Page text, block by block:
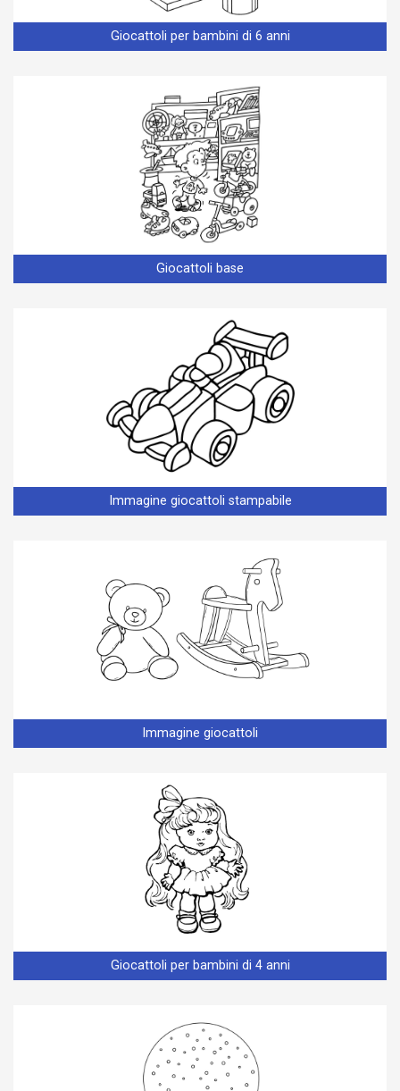
Giocattoli per bambini di 6 anni
Giocattoli base
Immagine giocattoli stampabile
Immagine giocattoli
Giocattoli per bambini di 4 anni